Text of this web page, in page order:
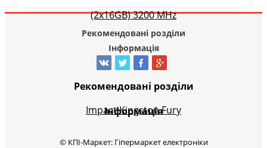
Рекомендовані розділи
Інформація
Рекомендовані розділи
Інформація
© КПІ-Маркет: Гіпермаркет електроніки